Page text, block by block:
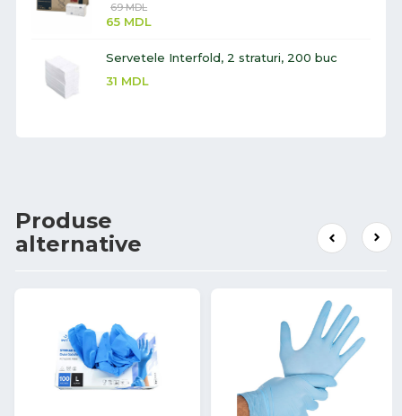
69MDL
65 MDL
Servetele Interfold, 2 straturi, 200 buc
31 MDL
Produse
alternative